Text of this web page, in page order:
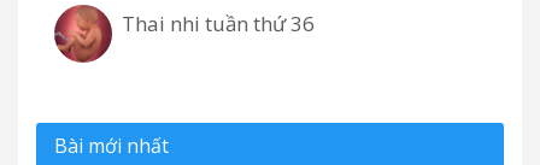
Thai nhi tuần thứ 36
Bài mới nhất